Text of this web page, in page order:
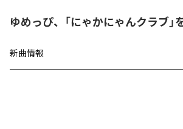
ゆめっぴ、「にゃかにゃんクラブ」
新曲情報